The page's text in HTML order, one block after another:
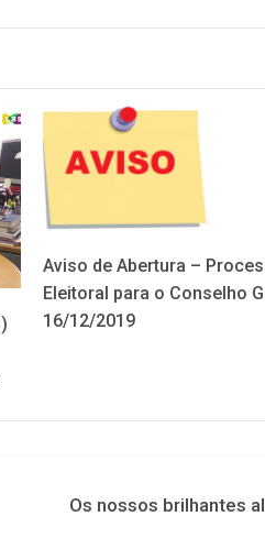
Aviso de Abertura –
Eleitoral para o Conselho
16/12/2019
Os nossos brilhantes